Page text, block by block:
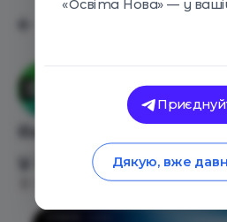
SoftServe
Як ШІ змінює
у 2025
01 Травня 2025
«Освіта Нова» — у
Дякую, вже